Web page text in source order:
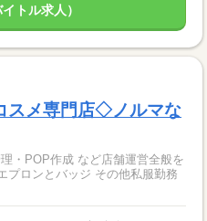
トル求人）
スメ専門店◇ノルマな
・POP作成 など店舗運営全般を
プロンとバッジ その他私服勤務